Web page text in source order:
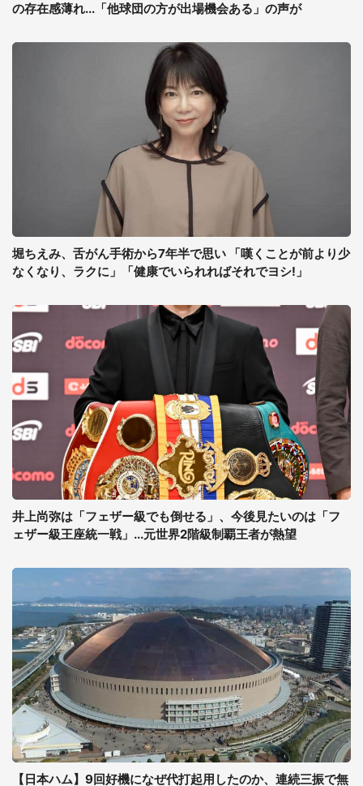
の存在感薄れ...「他球団の方が出場機会ある」の声が
堀ちえみ、舌がん手術から7年半で思い 「嘆くことが前より少
なくなり、ラクに」「健康でいられればそれでヨシ!」
井上尚弥は「フェザー級でも倒せる」、今後見たいのは「フ
ェザー級王座統一戦」...元世界2階級制覇王者が熱望
【日本ハム】9回好機になぜ代打起用したのか、連続三振で無